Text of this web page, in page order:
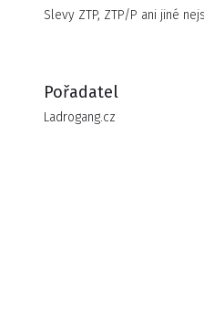
se zařezávaj trencle.
Slevy ZTP, ZTP/P ani jiné
Pořadatel
Ladrogang.cz